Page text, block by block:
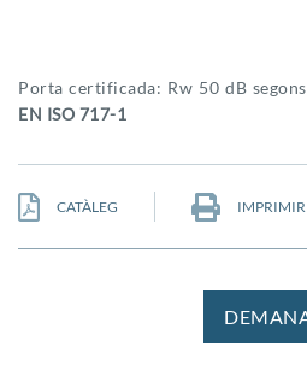
Porta certificada: Rw 50 dB
EN ISO 717-1
CATÀLEG IMPRIMIR